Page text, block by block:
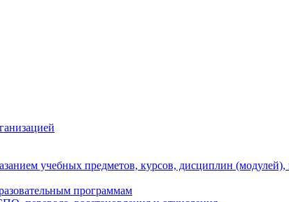
учебных предметов, курсов, дисциплин
программам